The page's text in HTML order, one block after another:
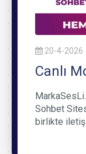
20-4-2026
Canlı
Sohbet
birlikte